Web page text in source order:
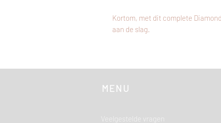
Kortom, met dit complete
aan de slag.
MENU
Veelgestelde vragen